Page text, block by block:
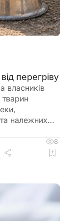
перегріву
власників
тварин
належних
сонячним
8